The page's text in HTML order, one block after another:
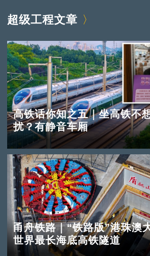
超级工程文章
高铁话你知之五｜坐高铁不
扰？有静音车厢
甬舟铁路｜“铁路版”港珠澳
世界最长海底高铁隧道